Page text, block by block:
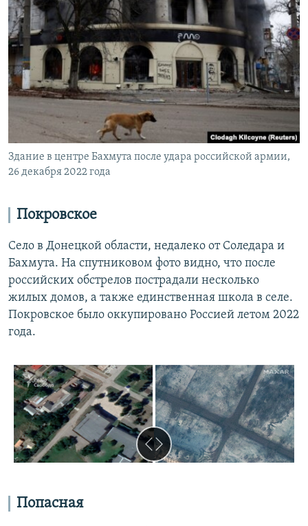
Здание в центре Бахмута после удара российской армии,
26 декабря 2022 года
Покровское
Село в Донецкой области, недалеко от Соледара и
Бахмута. На спутниковом фото видно, что после
российских обстрелов пострадали несколько
жилых домов, а также единственная школа в селе.
Покровское было оккупировано Россией летом 2022
года.
Попасная